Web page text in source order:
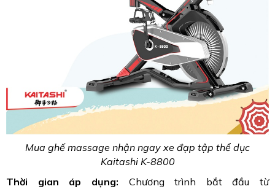
Mua ghế massage nhận ngay xe đạp tập thể dục
Kaitashi K-8800
Thời gian áp dụng: Chương trình bắt đầu từ